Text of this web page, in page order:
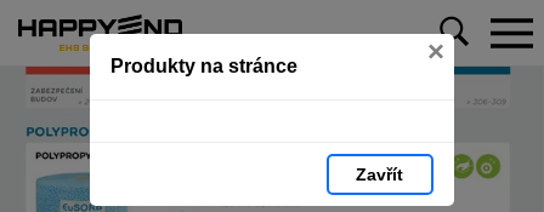
Produkty na stránce ×
Zavřít